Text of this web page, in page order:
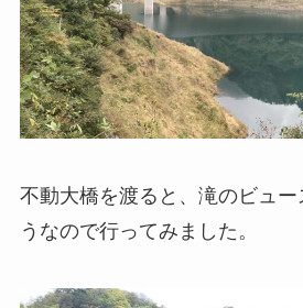
不動大橋を渡ると、滝のビュ
うなので行ってみました。